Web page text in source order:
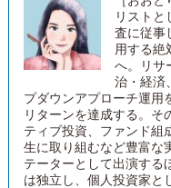
リストと
査に従事
用する絶
へ。リサ
治・経済
プダウンアプローチ運用
リターンを達成する。そ
ティブ投資、ファンド組
生に取り組むなど豊富な
テーターとして出演する
は独立し、個人投資家と